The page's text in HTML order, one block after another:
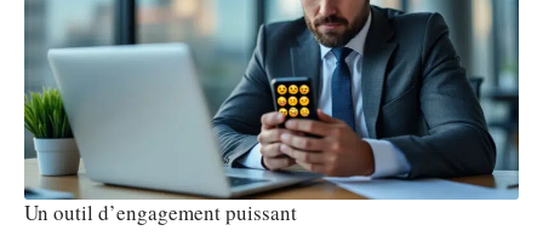
Un outil d’engagement puissant